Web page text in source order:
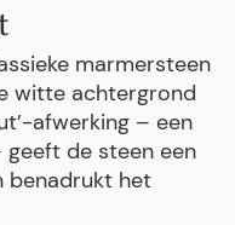
marmersteen
witte achtergrond
afwerking – een
de steen een
benadrukt het